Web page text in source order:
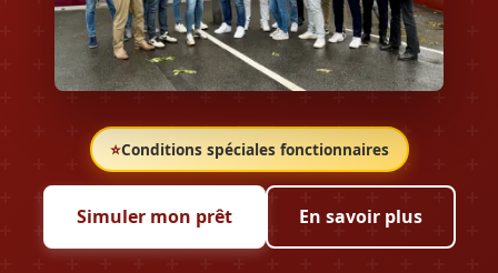
⭐Conditions spéciales fonctionnaires
Simuler mon prêt En savoir plus